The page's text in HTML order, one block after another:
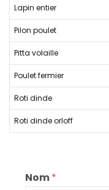
Lapin entier
Pilon poulet
Pitta volaille
Poulet fermier
Roti dinde
Roti dinde orloff
Nom*